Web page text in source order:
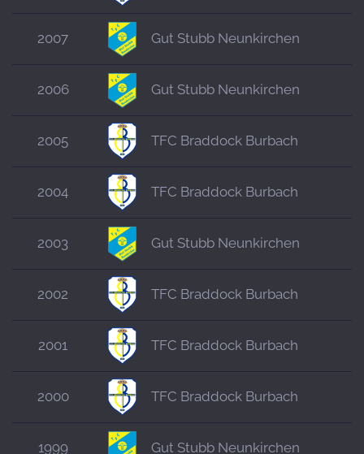
2007 Gut Stubb Neunkirchen
2006 Gut Stubb Neunkirchen
2005 TFC Braddock Burbach
2004 TFC Braddock Burbach
2003 Gut Stubb Neunkirchen
2002 TFC Braddock Burbach
2001 TFC Braddock Burbach
2000 TFC Braddock Burbach
1999 Gut Stubb Neunkirchen